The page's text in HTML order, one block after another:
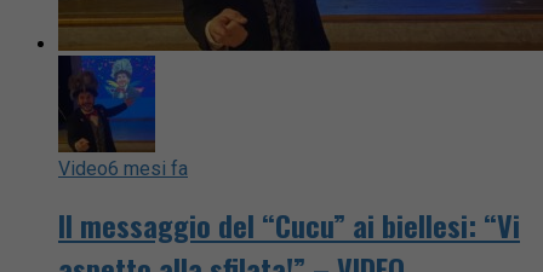
Video6 mesi fa
Il messaggio del “Cucu” ai biellesi: “Vi